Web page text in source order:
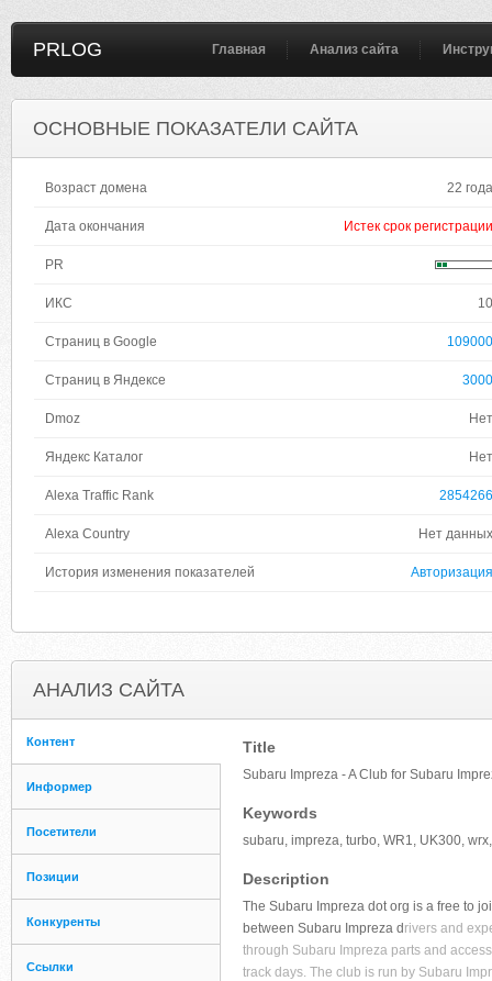
PRLOG Главная Анализ сайта
ОСНОВНЫЕ ПОКАЗАТЕЛИ САЙТА
Возраст домена 22 года
Дата окончания Истек срок регистрации
PR
ИКС 10
Страниц в Google 109000
Страниц в Яндексе 3000
Dmoz Нет
Яндекс Каталог Нет
Alexa Traffic Rank 2854266
Alexa Country Нет данных
История изменения показателей Авторизация
АНАЛИЗ САЙТА
Контент
Информер
Посетители
Позиции
Конкуренты
Ссылки
Title
Subaru Impreza - A Club for Subaru
Keywords
subaru, impreza, turbo, WR1, UK300,
Description
The Subaru Impreza dot org is a free to
between Subaru Impreza d rivers and
through Subaru Impreza parts and
track days. The club is run by Subaru